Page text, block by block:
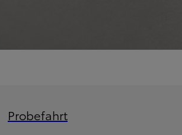
Probefahrt